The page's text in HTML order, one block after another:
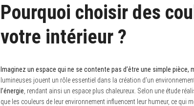
Pourquoi choisir des
votre intérieur ?
Imaginez un espace qui ne se contente pas d’être une simple
lumineuses jouent un rôle essentiel dans la création d’un
l’énergie , rendant ainsi un espace plus chaleureux. Selon une étude
que les couleurs de leur environnement influencent leur humeur, ce qui